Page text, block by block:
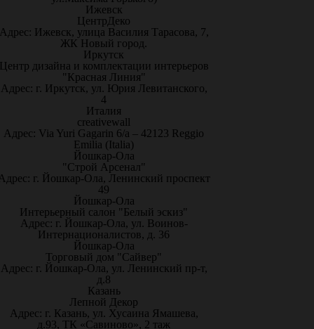
Ижевск
ЦентрДеко
Ижевск, улица Василия Тарасова, 7,
ЖК Новый город.
Иркутск
дизайна и комплектации интерьеров
"Красная Линия"
Адрес: г. Иркутск, ул. Юрия Левитанского,
4
Италия
creativewall
Адрес: Via Yuri Gagarin 6/a – 42123 Reggio
Emilia (Italia)
Йошкар-Ола
"Строй Арсенал"
г. Йошкар-Ола, Ленинский проспект
49
Йошкар-Ола
Интерьерный салон "Белый эскиз"
Адрес: г. Йошкар-Ола, ул. Воинов-
Интернационалистов, д. 36
Йошкар-Ола
Торговый дом "Сайвер"
Адрес: г. Йошкар-Ола, ул. Ленинский пр-т,
д.8
Казань
Лепной Декор
Адрес: г. Казань, ул. Хусаина Ямашева,
д.93, ТК «Савиново», 2 таж